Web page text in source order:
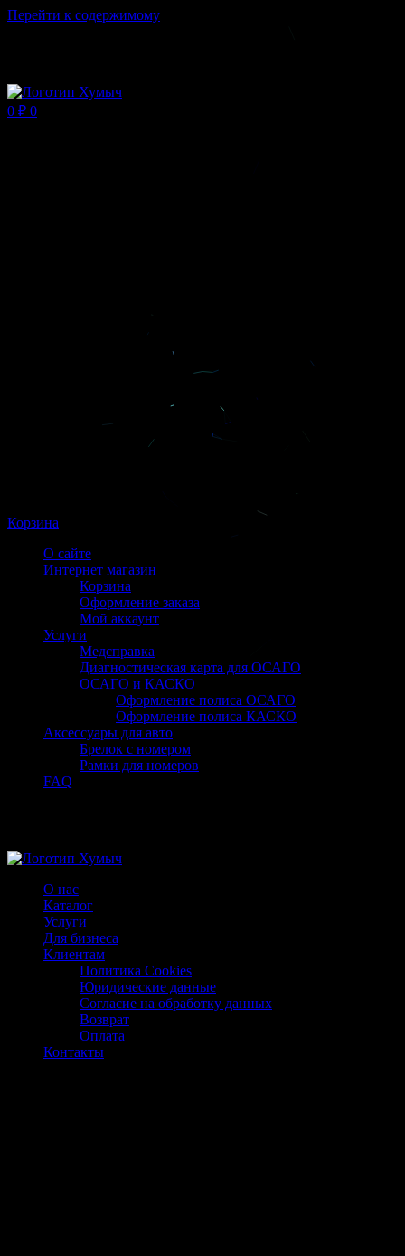
Перейти к содержимому
0 ₽ 0
Корзина
О сайте
Интернет магазин
Корзина
Оформление заказа
Мой аккаунт
Услуги
Медсправка
Диагностическая карта для ОСАГО
ОСАГО и КАСКО
Оформление полиса ОСАГО
Оформление полиса КАСКО
Аксессуары для авто
Брелок с номером
Рамки для номеров
FAQ
О нас
Каталог
Услуги
Для бизнеса
Клиентам
Политика Cookies
Юридические данные
Согласие на обработку данных
Возврат
Оплата
Контакты